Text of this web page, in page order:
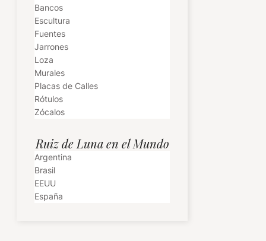
Bancos
Escultura
Fuentes
Jarrones
Loza
Murales
Placas de Calles
Rótulos
Zócalos
Ruiz de Luna en el Mundo
Argentina
Brasil
EEUU
España